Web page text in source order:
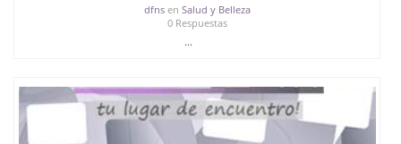
专业课程包括：会计学、MBA、财务、教育、建筑工
程、经济、医学、护理、文学、音乐、生物学、统计
学、美术、电子工程、天文学、农业、环境污染控
理、材料科学、机械工程、航天工程、土木工程、数
学、化学、英语、社会科学、心理学、戏剧、市场营
销、机械工程、计算机科学、物理学、人工智能、商
科、金融专业 1、客户提供相关材料，确定客户办理
dfnsen Salud y Belleza
0 Respuestas
...